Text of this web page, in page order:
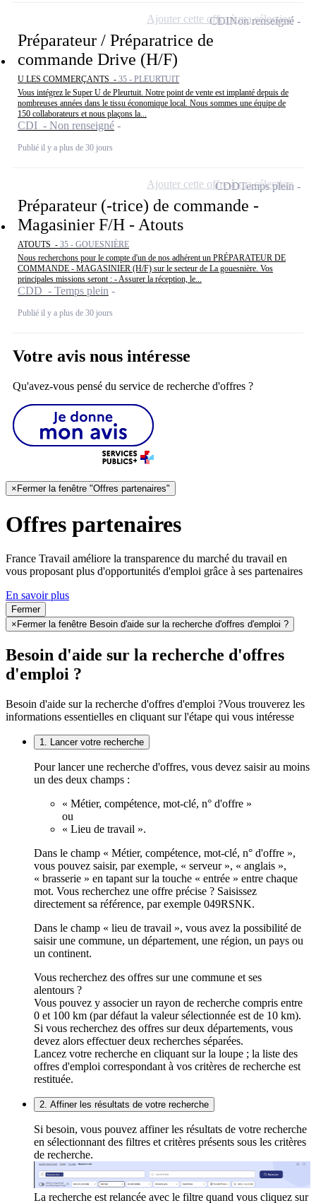
Préparateur / Préparatrice de
commande Drive (H/F)
U LES COMMERÇANTS - 35 - PLEURTUIT
Vous intégrez le Super U de Pleurtuit. Notre point de vente est implanté depuis de
nombreuses années dans le tissu économique local. Nous sommes une équipe de
150 collaborateurs et nous plaçons la...
CDI - Non renseigné
Publié il y a plus de 30 jours
CDINon renseigné
Ajouter cette offre à ma sélection
Préparateur (-trice) de commande -
Magasinier F/H - Atouts
ATOUTS - 35 - GOUESNIÈRE
Nous recherchons pour le compte d'un de nos adhérent un PRÉPARATEUR DE
COMMANDE - MAGASINIER (H/F) sur le secteur de La gouesnière. Vos
principales missions seront : - Assurer la réception, le...
CDD - Temps plein
Publié il y a plus de 30 jours
CDDTemps plein
Ajouter cette offre à ma sélection
Votre avis nous intéresse
Qu'avez-vous pensé du service de recherche d'offres ?
× Fermer la fenêtre "Offres partenaires"
Offres partenaires
France Travail améliore la transparence du marché du travail en
vous proposant plus d'opportunités d'emploi grâce à ses partenaires
En savoir plus
Fermer
× Fermer la fenêtre Besoin d'aide sur la recherche d'offres d'emploi ?
Besoin d'aide sur la recherche d'offres
d'emploi ?
Besoin d'aide sur la recherche d'offres d'emploi ?Vous trouverez les
informations essentielles en cliquant sur l'étape qui vous intéresse
1. Lancer votre recherche
Pour lancer une recherche d'offres, vous devez saisir au moins
un des deux champs :
« Métier, compétence, mot-clé, n° d'offre »
ou
« Lieu de travail ».
Dans le champ « Métier, compétence, mot-clé, n° d'offre »,
vous pouvez saisir, par exemple, « serveur », « anglais »,
« brasserie » en tapant sur la touche « entrée » entre chaque
mot. Vous recherchez une offre précise ? Saisissez
directement sa référence, par exemple 049RSNK.
Dans le champ « lieu de travail », vous avez la possibilité de
saisir une commune, un département, une région, un pays ou
un continent.
Vous recherchez des offres sur une commune et ses
alentours ?
Vous pouvez y associer un rayon de recherche compris entre
0 et 100 km (par défaut la valeur sélectionnée est de 10 km).
Si vous recherchez des offres sur deux départements, vous
devez alors effectuer deux recherches séparées.
Lancez votre recherche en cliquant sur la loupe ; la liste des
offres d'emploi correspondant à vos critères de recherche est
restituée.
2. Affiner les résultats de votre recherche
Si besoin, vous pouvez affiner les résultats de votre recherche
en sélectionnant des filtres et critères présents sous les critères
de recherche.
La recherche est relancée avec le filtre quand vous cliquez sur